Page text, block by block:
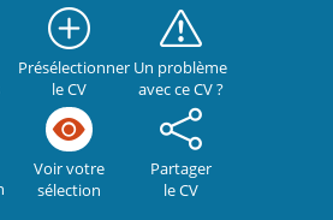
Présélectionner
le CV
Un problème
avec ce CV ?
Voir votre
sélection
Partager
le CV